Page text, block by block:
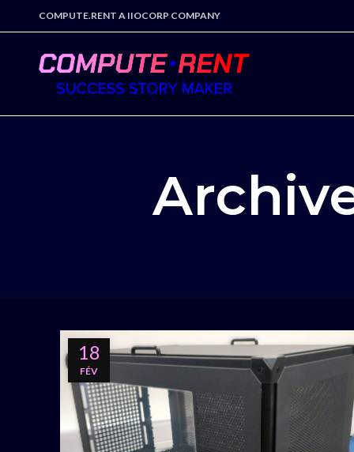
COMPUTE.RENT A IIOCORP COMPANY
18
FÉV